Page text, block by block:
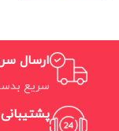
ارسال
سریع
پشتیبانی